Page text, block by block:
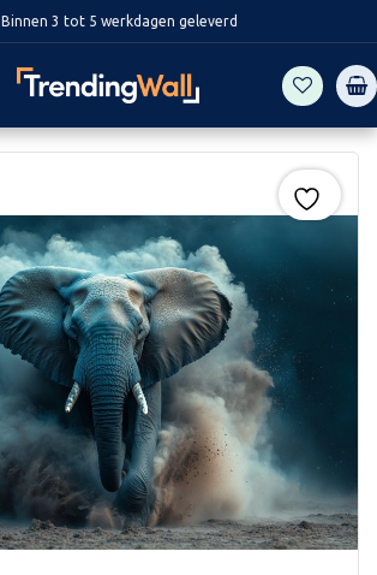
Binnen 3 tot 5 werkdagen geleverd